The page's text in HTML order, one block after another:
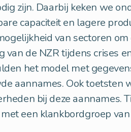
zijn. Daarbij keken we
capaciteit en lagere
van sectoren
van de NZR tijdens crises
het model met
aannames. Ook toetsten
bij deze aannames.
een klankbordgroep